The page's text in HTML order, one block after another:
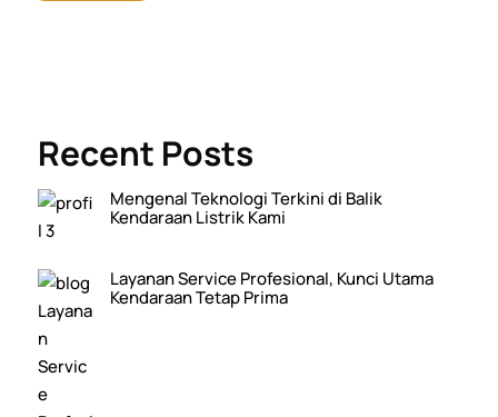
Recent Posts
Mengenal Teknologi Terkini di Balik
Kendaraan Listrik Kami
Layanan Service Profesional, Kunci Utama
Kendaraan Tetap Prima